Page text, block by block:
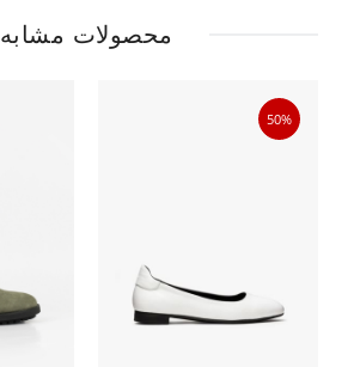
محصولات مشابه
50%